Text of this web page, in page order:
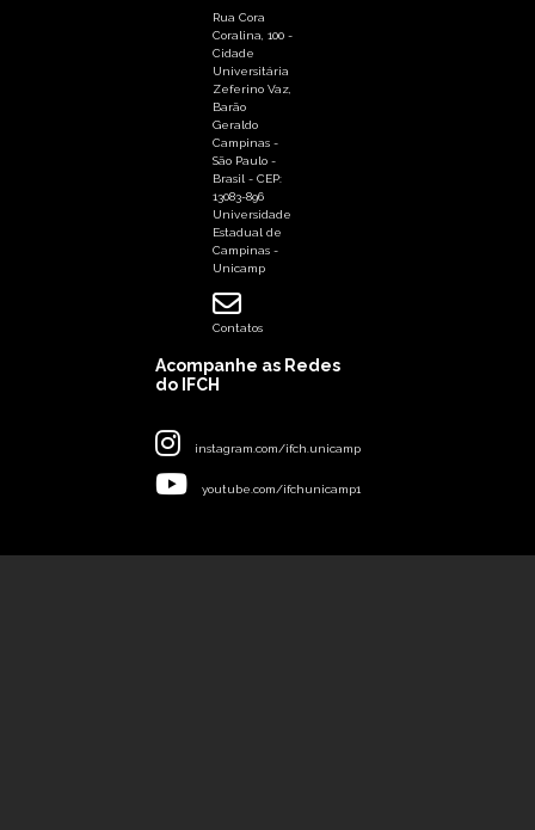
Rua Cora
Coralina, 100 -
Cidade
Universitária
Zeferino Vaz,
Barão
Geraldo
Campinas -
São Paulo -
Brasil - CEP:
13083-896
Universidade
Estadual de
Campinas -
Unicamp
Contatos
Acompanhe as Redes
do IFCH
instagram.com/ifch.unicamp
youtube.com/ifchunicamp1